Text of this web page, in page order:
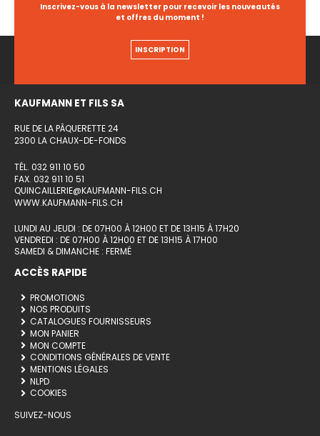
Inscrivez-vous à la newsletter pour recevoir les nouveautés
et offres du moment !
INSCRIPTION
KAUFMANN ET FILS SA
RUE DE LA PÂQUERETTE 24
2300 LA CHAUX-DE-FONDS
TÉL. 032 911 10 50
FAX. 032 911 10 51
QUINCAILLERIE@KAUFMANN-FILS.CH
WWW.KAUFMANN-FILS.CH
LUNDI AU JEUDI : DE 07H00 À 12H00 ET DE 13H15 À 17H20
VENDREDI : DE 07H00 À 12H00 ET DE 13H15 À 17H00
SAMEDI & DIMANCHE : FERMÉ
ACCÈS RAPIDE
PROMOTIONS
NOS PRODUITS
CATALOGUES FOURNISSEURS
MON PANIER
MON COMPTE
CONDITIONS GÉNÉRALES DE VENTE
MENTIONS LÉGALES
NLPD
COOKIES
SUIVEZ-NOUS